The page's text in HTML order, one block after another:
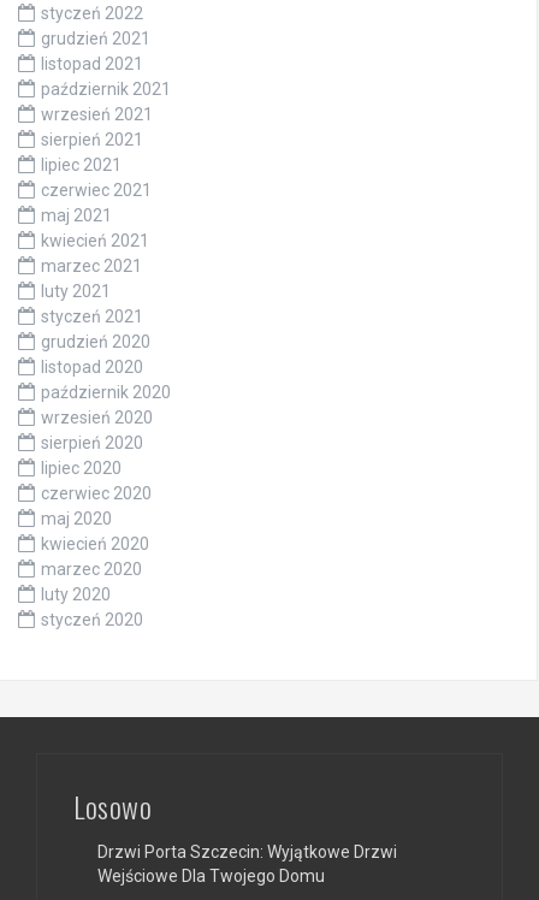
styczeń 2022
grudzień 2021
listopad 2021
październik 2021
wrzesień 2021
sierpień 2021
lipiec 2021
czerwiec 2021
maj 2021
kwiecień 2021
marzec 2021
luty 2021
styczeń 2021
grudzień 2020
listopad 2020
październik 2020
wrzesień 2020
sierpień 2020
lipiec 2020
czerwiec 2020
maj 2020
kwiecień 2020
marzec 2020
luty 2020
styczeń 2020
Losowo
Drzwi Porta Szczecin: Wyjątkowe Drzwi
Wejściowe Dla Twojego Domu